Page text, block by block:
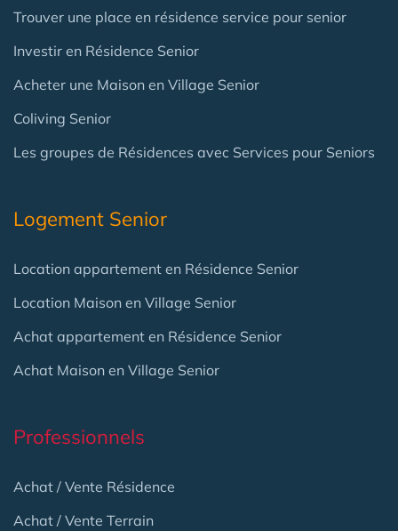
Trouver une place en résidence service pour senior
Investir en Résidence Senior
Acheter une Maison en Village Senior
Coliving Senior
Les groupes de Résidences avec Services pour Seniors
Logement Senior
Location appartement en Résidence Senior
Location Maison en Village Senior
Achat appartement en Résidence Senior
Achat Maison en Village Senior
Professionnels
Achat / Vente Résidence
Achat / Vente Terrain